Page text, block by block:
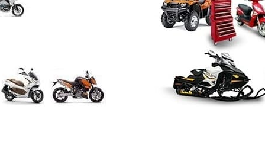
Когда вы покупаете машину, появляется много новых
расходов. В первую очередь, это траты на парковку,
останавливаться на авторынке по выходным, следить
автомобильного мира, обязательное соблюдение
8 (950) 037-53-